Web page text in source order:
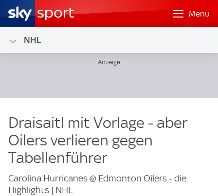
Menü
NHL
Draisaitl mit Vorlage - aber
Oilers verlieren gegen
Tabellenführer
Carolina Hurricanes @ Edmonton Oilers - die
Highlights | NHL